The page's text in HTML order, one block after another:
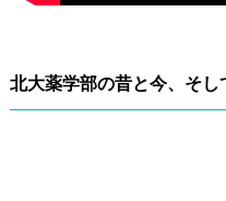
北大薬学部の昔と今、そし